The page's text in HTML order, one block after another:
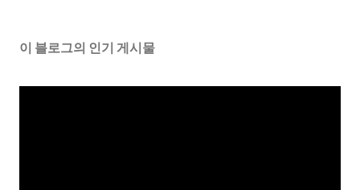
이 블로그의 인기 게시물